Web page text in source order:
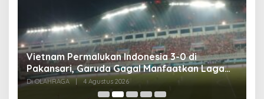
Vietnam Permalukan Indonesia 3-0 di
Pakansari, Garuda Gagal Manfaatkan Laga
Kandang
Di OLAHRAGA 4 Agustus 2026